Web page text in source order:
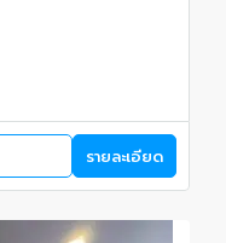
รายละเอียด